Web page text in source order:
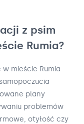
z psim
Rumia?
mieście Rumia
plany
problemów
otyłość czy